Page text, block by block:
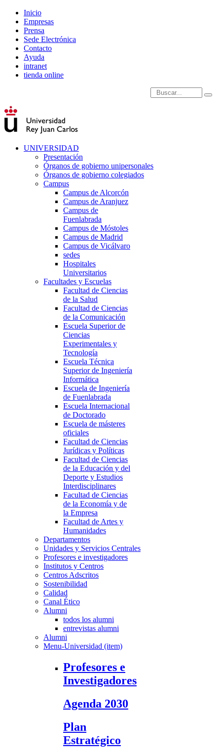
Inicio
Empresas
Prensa
Sede Electrónica
Contacto
Ayuda
intranet
tienda online
Introduce términos de
UNIVERSIDAD
Presentación
Órganos de gobierno unipersonales
Órganos de gobierno colegiados
Campus
Campus de Alcorcón
Campus de Aranjuez
Campus de
Fuenlabrada
Campus de Móstoles
Campus de Madrid
Campus de Vicálvaro
sedes
Hospitales
Universitarios
Facultades y Escuelas
Facultad de Ciencias
de la Salud
Facultad de Ciencias
de la Comunicación
Escuela Superior de
Ciencias
Experimentales y
Tecnología
Escuela Técnica
Superior de Ingeniería
Informática
Escuela de Ingeniería
de Fuenlabrada
Escuela Internacional
de Doctorado
Escuela de másteres
oficiales
Facultad de Ciencias
Jurídicas y Políticas
Facultad de Ciencias
de la Educación y del
Deporte y Estudios
Interdisciplinares
Facultad de Ciencias
de la Economía y de
la Empresa
Facultad de Artes y
Humanidades
Departamentos
Unidades y Servicios Centrales
Profesores e investigadores
Institutos y Centros
Centros Adscritos
Sostenibilidad
Calidad
Canal Ético
Alumni
todos los alumni
entrevistas alumni
Alumni
Menu-Universidad (item)
Profesores e
Investigadores
Agenda 2030
Plan
Estratégico